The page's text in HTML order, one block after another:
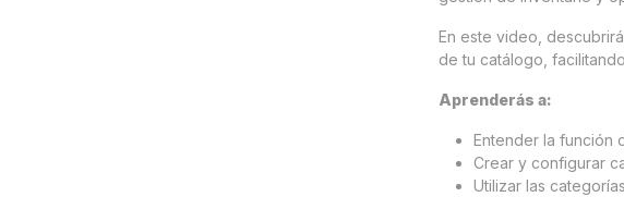
En este video,
de tu catálogo,
Aprenderás a:
Entender la función
Crear y configurar
Utilizar las